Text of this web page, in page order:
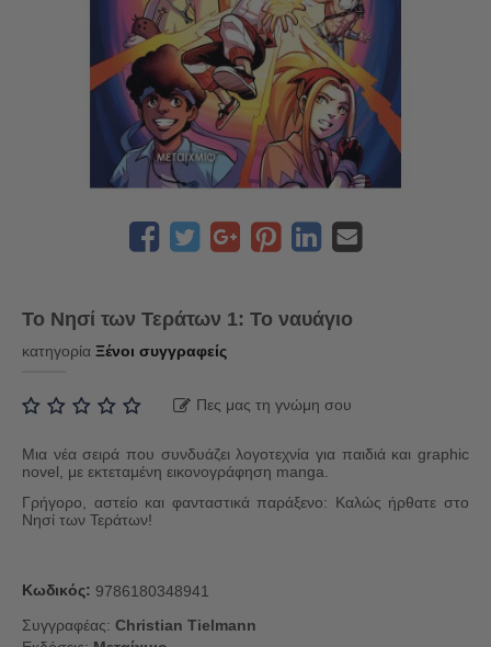
Το Νησί των Τεράτων 1: Το ναυάγιο
κατηγορία Ξένοι συγγραφείς
Πες μας τη γνώμη σου
Μια νέα σειρά που συνδυάζει λογοτεχνία για παιδιά και graphic
novel, με εκτεταμένη εικονογράφηση manga.
Γρήγορο, αστείο και φανταστικά παράξενο: Καλώς ήρθατε στο
Νησί των Τεράτων!
Κωδικός: 9786180348941
Συγγραφέας: Christian Tielmann